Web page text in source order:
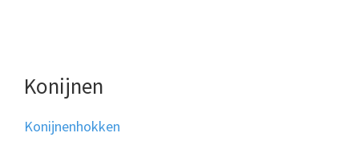
Konijnen
Konijnenhokken